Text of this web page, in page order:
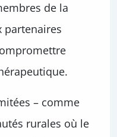
de la
partenaires
– comme
rurales où le